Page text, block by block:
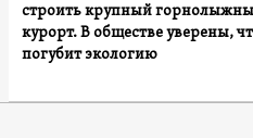
строить крупный
курорт. В обществе уверены,
погубит экологию